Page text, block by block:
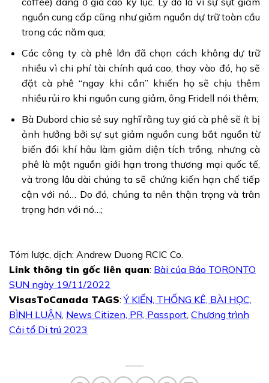
nguồn cung cấp cũng như giảm nguồn dự trữ toàn cầu
trong các năm qua;
Các công ty cà phê lớn đã chọn cách không dự trữ
nhiều vì chi phí tài chính quá cao, thay vào đó, họ sẽ
đặt cà phê “ngay khi cần” khiến họ sẽ chịu thêm
nhiều rủi ro khi nguồn cung giảm, ông Fridell nói thêm;
Bà Dubord chia sẻ suy nghĩ rằng tuy giá cà phê sẽ ít bị
ảnh hưởng bởi sự sụt giảm nguồn cung bắt nguồn từ
biến đổi khí hâu làm giảm diện tích trồng, nhưng cà
phê là một nguồn giới hạn trong thương mại quốc tế,
và trong lâu dài chúng ta sẽ chứng kiến hạn chế tiếp
cận với nó… Do đó, chúng ta nên thận trọng và trân
trọng hơn với nó…;
Tóm lược, dịch: Andrew Duong RCIC Co.
Link thông tin gốc liên quan: Bài của Báo TORONTO
SUN ngày 19/11/2022
VisasToCanada TAGS:Ý KIẾN, THỐNG KÊ, BÀI HỌC,
BÌNH LUẬN, News Citizen, PR, Passport, Chương trình
Cải tổ Di trú 2023